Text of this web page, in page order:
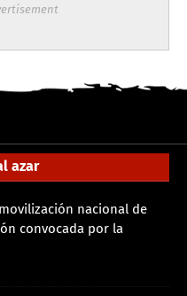
azar
nacional de
convocada por la